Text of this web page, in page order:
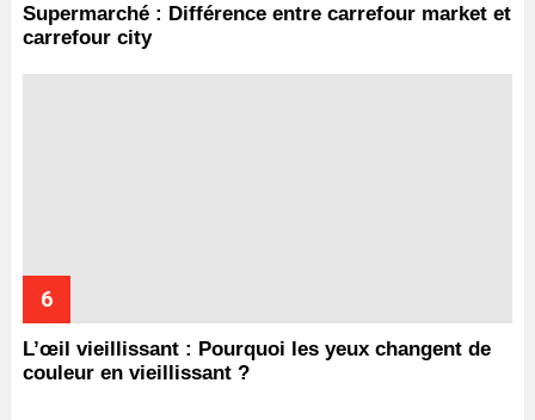
Supermarché : Différence entre carrefour market et
carrefour city
L’œil vieillissant : Pourquoi les yeux changent de
couleur en vieillissant ?